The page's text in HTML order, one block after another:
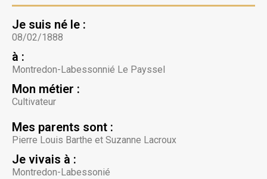
Je suis né le :
08/02/1888
à :
Montredon-Labessonnié Le Payssel
Mon métier :
Cultivateur
Mes parents sont :
Pierre Louis Barthe et Suzanne Lacroux
Je vivais à :
Montredon-Labessonié